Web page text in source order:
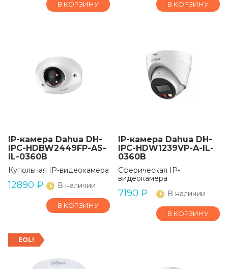
В КОРЗИНУ В КОРЗИНУ
IP-камера Dahua DH-
IPC-HDBW2449FP-AS-
IL-0360B
Купольная IP-видеокамера
12890 ₽ В наличии
В КОРЗИНУ
IP-камера Dahua DH-
IPC-HDW1239VP-A-IL-
0360B
Сферическая IP-
видеокамера
7190 ₽ В наличии
В КОРЗИНУ
EOL!